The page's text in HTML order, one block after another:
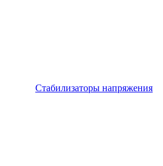
Стабилизаторы напряжения